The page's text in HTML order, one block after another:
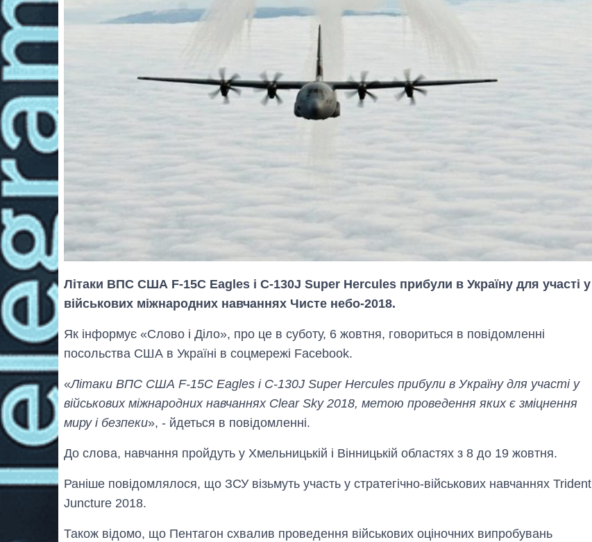
Літаки ВПС США F-15C Eagles і C-130J Super Hercules прибули в Україну для участі у
військових міжнародних навчаннях Чисте небо-2018.
Як інформує «Слово і Діло», про це в суботу, 6 жовтня, говориться в повідомленні
посольства США в Україні в соцмережі Facebook.
«Літаки ВПС США F-15C Eagles і C-130J Super Hercules прибули в Україну для участі у
військових міжнародних навчаннях Clear Sky 2018, метою проведення яких є зміцнення
миру і безпеки», - йдеться в повідомленні.
До слова, навчання пройдуть у Хмельницькій і Вінницькій областях з 8 до 19 жовтня.
Раніше повідомлялося, що ЗСУ візьмуть участь у стратегічно-військових навчаннях Trident
Juncture 2018.
Також відомо, що Пентагон схвалив проведення військових оціночних випробувань